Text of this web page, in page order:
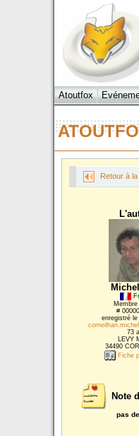
Atoutfox
Retour à
#
enregistré le
73
LEVY
34490
Fiche
Note
pas